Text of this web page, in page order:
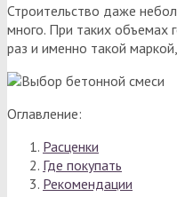
Строительство даже
много. При таких объемах
раз и именно такой
Оглавление:
Расценки
Где покупать
Рекомендации